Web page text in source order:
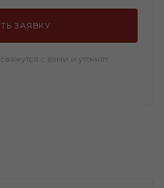
ЗАЯВКУ
с вами и уточнят